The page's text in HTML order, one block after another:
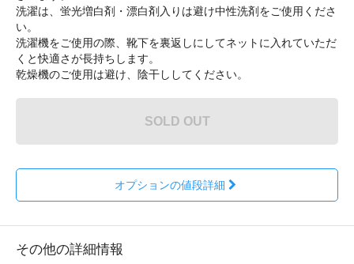
洗濯は、蛍光増白剤・漂白剤入りは避け中性洗剤をご使用くださ
い。
洗濯機をご使用の際、靴下を裏返しにしてネットに入れていただ
くと快適さが長持ちします。
乾燥機のご使用は避け、陰干ししてください。
SOLD OUT
オプションの値段詳細
その他の詳細情報